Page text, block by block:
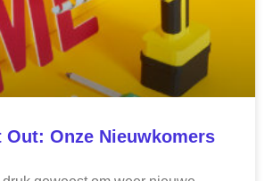
Out: Onze Nieuwkomers